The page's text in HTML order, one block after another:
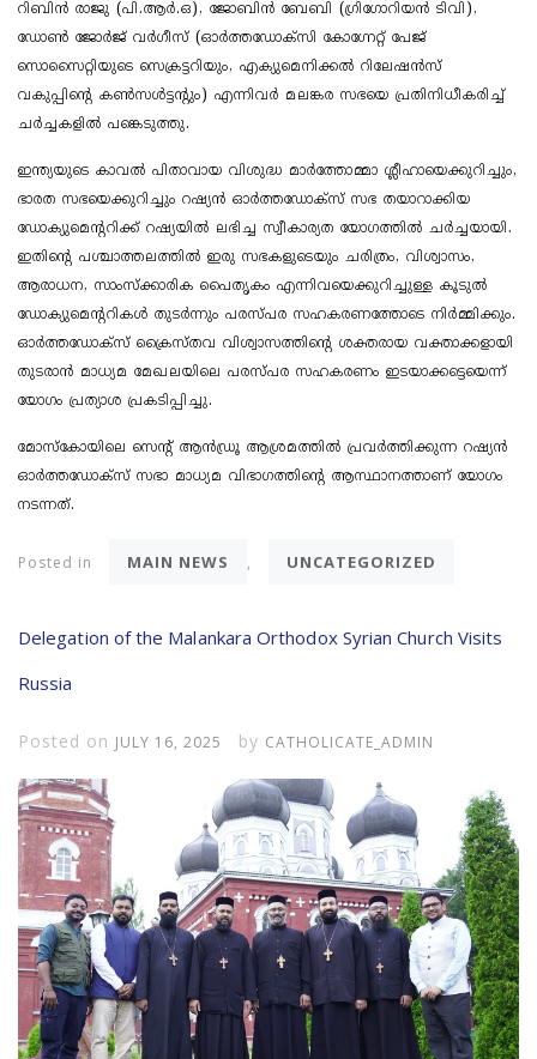
റിബിൻ രാജു (പി.ആർ.ഒ), ജോബിൻ ബേബി (ഗ്രിഗോറിയൻ ടിവി),
ഡോൺ ജോർജ് വർഗീസ് (ഓർത്തഡോക്സി കോഗ്നേറ്റ് പേജ്
സൊസൈറ്റിയുടെ സെക്രട്ടറിയും, എക്യുമെനിക്കൽ റിലേഷൻസ്
വകുപ്പിന്റെ കൺസൾട്ടന്റും) എന്നിവർ മലങ്കര സഭയെ പ്രതിനിധീകരിച്ച്
ചർച്ചകളിൽ പങ്കെടുത്തു.
ഇന്ത്യയുടെ കാവൽ പിതാവായ വിശുദ്ധ മാർത്തോമ്മാ ശ്ലീഹായെക്കുറിച്ചും,
ഭാരത സഭയെക്കുറിച്ചും റഷ്യൻ ഓർത്തഡോക്സ് സഭ തയാറാക്കിയ
ഡോക്യുമെൻ്ററിക്ക് റഷ്യയിൽ ലഭിച്ച സ്വീകാര്യത യോഗത്തിൽ ചർച്ചയായി.
ഇതിൻ്റെ പശ്ചാത്തലത്തിൽ ഇരു സഭകളുടെയും ചരിത്രം, വിശ്വാസം,
ആരാധന, സാംസ്ക്കാരിക പൈതൃകം എന്നിവയെക്കുറിച്ചുള്ള കൂടുൽ
ഡോക്യുമെൻ്ററികൾ തുടർന്നും പരസ്പര സഹകരണത്തോടെ നിർമ്മിക്കും.
ഓർത്തഡോക്സ് ക്രൈസ്തവ വിശ്വാസത്തിൻ്റെ ശക്തരായ വക്താക്കളായി
തുടരാൻ മാധ്യമ മേഖലയിലെ പരസ്പര സഹകരണം ഇടയാക്കട്ടെയെന്ന്
യോഗം പ്രത്യാശ പ്രകടിപ്പിച്ചു.
മോസ്കോയിലെ സെന്റ് ആൻഡ്രൂ ആശ്രമത്തിൽ പ്രവർത്തിക്കുന്ന റഷ്യൻ
ഓർത്തഡോക്സ് സഭാ മാധ്യമ വിഭാഗത്തിൻ്റെ ആസ്ഥാനത്താണ് യോഗം
നടന്നത്.
Posted in MAIN NEWS , UNCATEGORIZED
Delegation of the Malankara Orthodox Syrian Church Visits
Russia
Posted on JULY 16, 2025 by CATHOLICATE_ADMIN